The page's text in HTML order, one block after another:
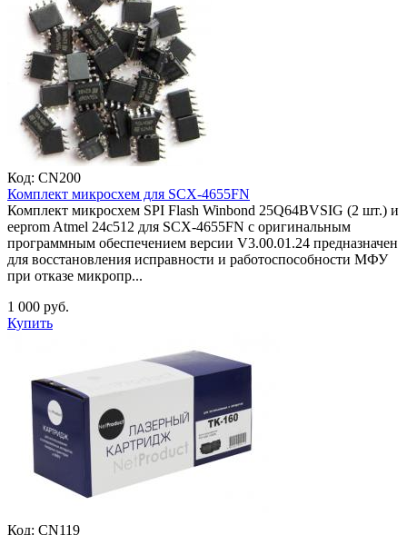
Код: CN200
Комплект микросхем для SCX-4655FN
Комплект микросхем SPI Flash Winbond 25Q64BVSIG (2 шт.) и
eeprom Atmel 24c512 для SCX-4655FN с оригинальным
программным обеспечением версии V3.00.01.24 предназначен
для восстановления исправности и работоспособности МФУ
при отказе микропр...
1 000 руб.
Купить
Код: CN119